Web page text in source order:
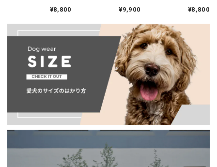
ドッグ）】レインデ
ー/Reindeer Shawl
Sweater
¥8,800
リードッグ）】アル
ーム ストライプ ドッ
グセーター/Alpaca
Navy and Cream
Stripe Dog Sweater
¥9,900
ドッグ）】スペンサ
Wool Dog Sweater
¥8,800